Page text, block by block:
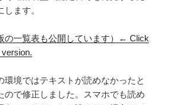
ます。
の一覧表も公開しています）← Click
環境ではテキストが読めなかったと
ので修正しました。スマホでも読め